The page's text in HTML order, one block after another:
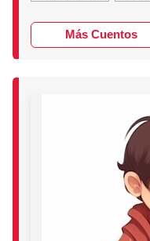
Más Cuentos